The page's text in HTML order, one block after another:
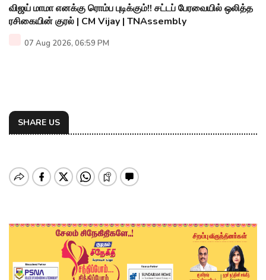
விஜய் மாமா எனக்கு ரொம்ப புடிக்கும்!! சட்டப் பேரவையில் ஒலித்த
ரசிகையின் குரல் | CM Vijay | TNAssembly
07 Aug 2026, 06:59 PM
SHARE US